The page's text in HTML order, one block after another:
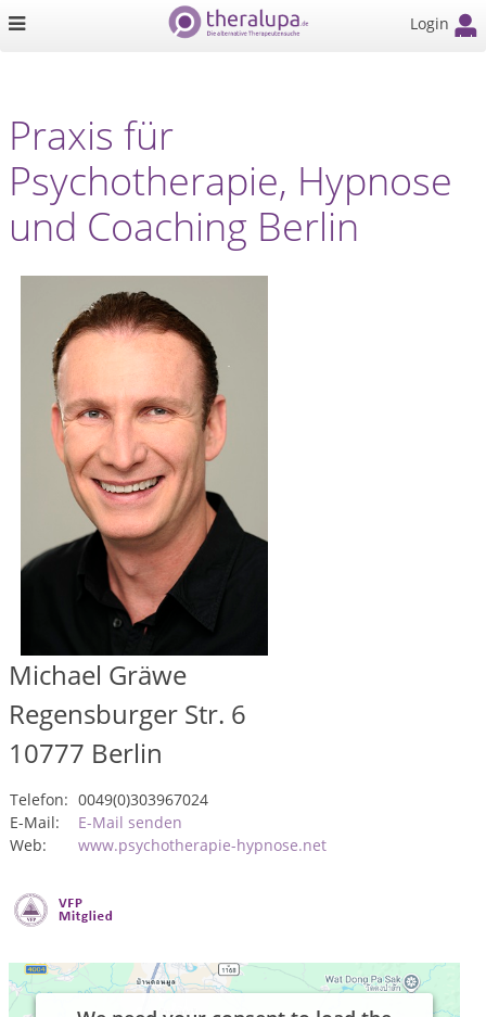
Login
Praxis für
Psychotherapie, Hypnose
und Coaching Berlin
Michael Gräwe
Regensburger Str. 6
10777 Berlin
Telefon: 0049(0)303967024
E-Mail:
E-Mail senden
Web:
www.psychotherapie-hypnose.net